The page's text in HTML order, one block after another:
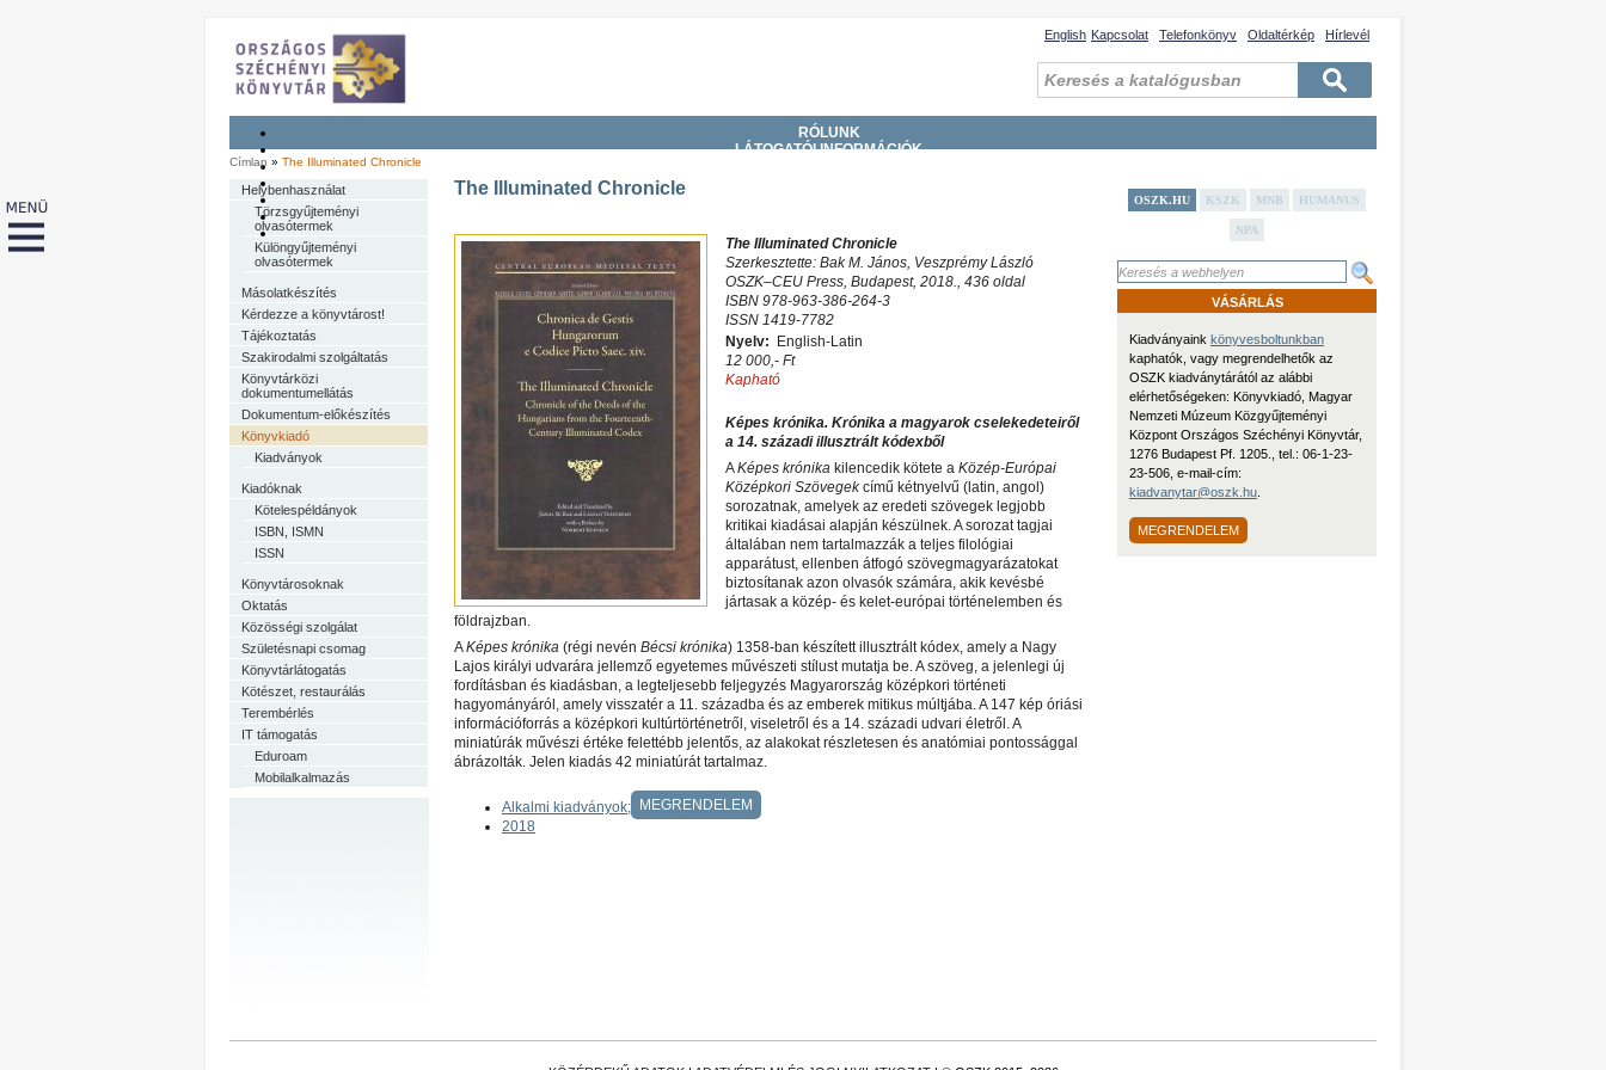
Kapcsolat Telefonkönyv Oldaltérkép Hírlevél
English
RÓLUNK
LÁTOGATÓI INFORMÁCIÓK
Címlap » The Illuminated Chronicle
Helybenhasználat
Törzsgyűjteményi
olvasótermek
Különgyűjteményi
olvasótermek
Másolatkészítés
Kérdezze a könyvtárost!
Tájékoztatás
Szakirodalmi szolgáltatás
Könyvtárközi
dokumentumellátás
Dokumentum-előkészítés
Könyvkiadó
Kiadványok
Kiadóknak
Kötelespéldányok
ISBN, ISMN
ISSN
Könyvtárosoknak
Oktatás
Közösségi szolgálat
Születésnapi csomag
Könyvtárlátogatás
Kötészet, restaurálás
Terembérlés
IT támogatás
Eduroam
Mobilalkalmazás
The Illuminated Chronicle
The Illuminated Chronicle
Szerkesztette: Bak M. János, Veszprémy László
OSZK–CEU Press, Budapest, 2018., 436 oldal
ISBN 978-963-386-264-3
ISSN 1419-7782
Nyelv:
English-Latin
12 000,- Ft
Kapható
Képes krónika. Krónika a magyarok cselekedeteiről
a 14. századi illusztrált kódexből
AKépes krónika kilencedik kötete a Közép-Európai
Középkori Szövegekcímű kétnyelvű (latin, angol)
sorozatnak, amelyek az eredeti szövegek legjobb
kritikai kiadásai alapján készülnek. A sorozat tagjai
általában nem tartalmazzák a teljes filológiai
apparátust, ellenben átfogó szövegmagyarázatokat
biztosítanak azon olvasók számára, akik kevésbé
jártasak a közép- és kelet-európai történelemben és
földrajzban.
AKépes krónika (régi nevén Bécsi krónika) 1358-ban készített illusztrált kódex, amely a Nagy
Lajos királyi udvarára jellemző egyetemes művészeti stílust mutatja be. A szöveg, a jelenlegi új
fordításban és kiadásban, a legteljesebb feljegyzés Magyarország középkori történeti
hagyományáról, amely visszatér a 11. századba és az emberek mitikus múltjába. A 147 kép óriási
információforrás a középkori kultúrtörténetről, viseletről és a 14. századi udvari életről. A
miniatúrák művészi értéke felettébb jelentős, az alakokat részletesen és anatómiai pontossággal
ábrázolták. Jelen kiadás 42 miniatúrát tartalmaz.
Alkalmi kiadványok
2018
MEGRENDELEM
OSZK.HU KSZK MNB HUMANUS
NPA
VÁSÁRLÁS
Kiadványaink könyvesboltunkban
kaphatók, vagy megrendelhetők az
OSZK kiadványtárától az alábbi
elérhetőségeken: Könyvkiadó, Magyar
Nemzeti Múzeum Közgyűjteményi
Központ Országos Széchényi Könyvtár,
1276 Budapest Pf. 1205., tel.: 06-1-23-
23-506, e-mail-cím:
kiadvanytar@oszk.hu
MEGRENDELEM